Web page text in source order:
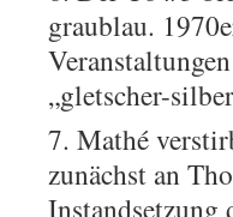
graublau.
„gletscher-
7. Mathé
zunächst an
Instandsetzung